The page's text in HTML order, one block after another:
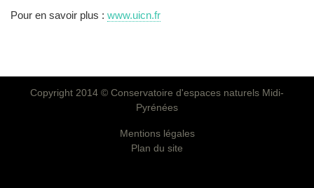
Pour en savoir plus : www.uicn.fr
PiedCopyright 2014 © Conservatoire d'espaces naturels Midi-
Pyrénées
Mentions légales
Plan du site